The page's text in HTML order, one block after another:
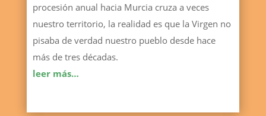
procesión anual hacia Murcia cruza a veces
nuestro territorio, la realidad es que la Virgen no
pisaba de verdad nuestro pueblo desde hace
más de tres décadas.
leer más…